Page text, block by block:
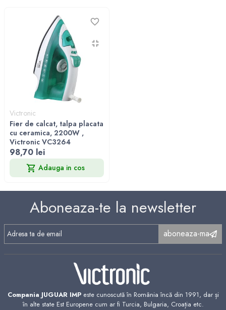
Victronic
Fier de calcat, talpa placata
cu ceramica, 2200W ,
Victronic VC3264
98,70 lei
Adauga in cos
Aboneaza-te la newsletter
aboneaza-ma
Compania JUGUAR IMPeste cunoscută în România încă din 1991, dar și
în alte state Est Europene cum ar fi Turcia, Bulgaria, Croația etc.